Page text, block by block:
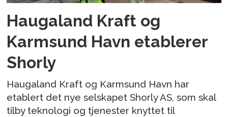
Haugaland Kraft og
Karmsund Havn etablerer
Shorly
Haugaland Kraft og Karmsund Havn har
etablert det nye selskapet Shorly AS, som skal
tilby teknologi og tjenester knyttet til